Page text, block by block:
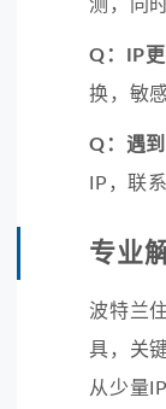
测，同
Q：IP更
换，敏
Q：遇
IP，联
专业
波特兰
具，关
从少量